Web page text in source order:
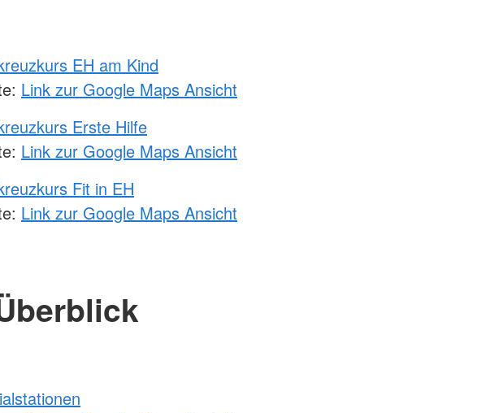
EH am Kind
Link zur Google Maps Ansicht
Erste Hilfe
Link zur Google Maps Ansicht
Fit in EH
Link zur Google Maps Ansicht